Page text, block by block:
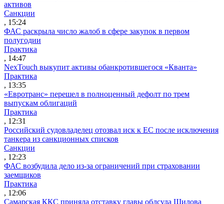
активов
Санкции
, 15:24
ФАС раскрыла число жалоб в сфере закупок в первом
полугодии
Практика
, 14:47
NexTouch выкупит активы обанкротившегося «Кванта»
Практика
, 13:35
«Евротранс» перешел в полноценный дефолт по трем
выпускам облигаций
Практика
, 12:31
Российский судовладелец отозвал иск к ЕС после исключения
танкера из санкционных списков
Санкции
, 12:23
ФАС возбудила дело из-за ограничений при страховании
заемщиков
Практика
, 12:06
Самарская ККС приняла отставку главы облсуда Шилова